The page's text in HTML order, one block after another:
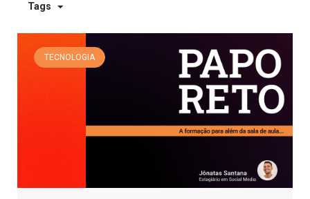
Tags
TECNOLOGIA